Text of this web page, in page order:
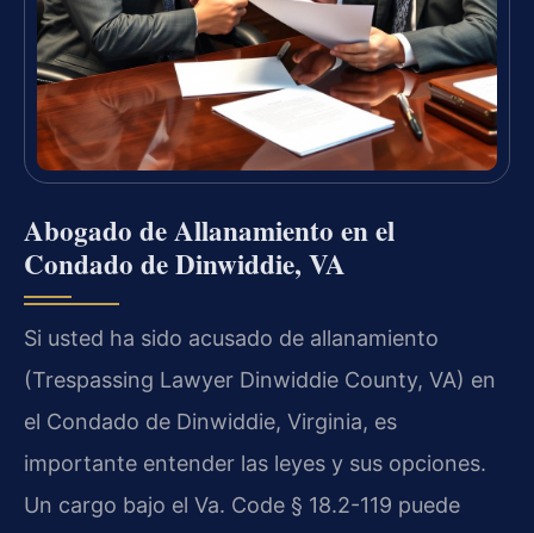
Abogado de Allanamiento en el
Condado de Dinwiddie, VA
Si usted ha sido acusado de allanamiento
(Trespassing Lawyer Dinwiddie County, VA) en
el Condado de Dinwiddie, Virginia, es
importante entender las leyes y sus opciones.
Un cargo bajo el Va. Code § 18.2-119 puede